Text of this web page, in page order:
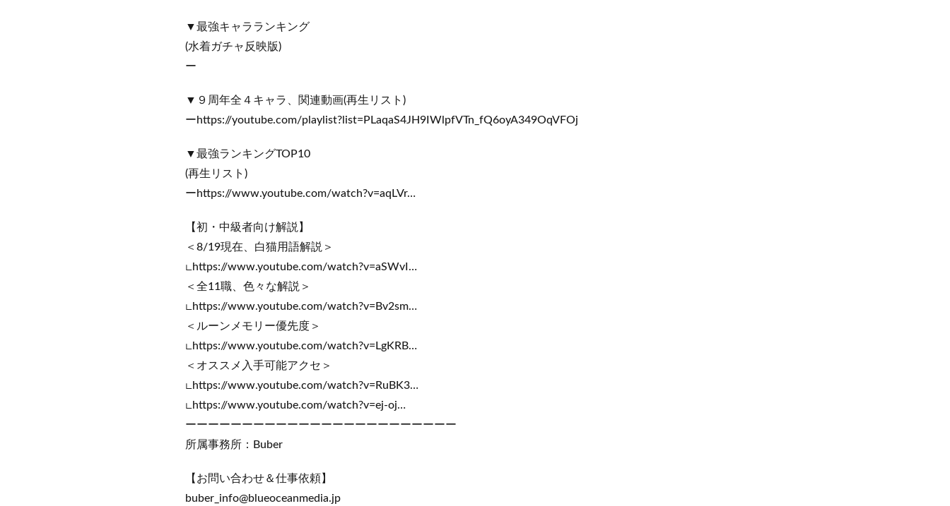
▼最強キャラランキング
(水着ガチャ反映版)
ー
▼９周年全４キャラ、関連動画(再生リスト)
ーhttps://youtube.com/playlist?list=PLaqaS4JH9IWlpfVTn_fQ6oyA349OqVFOj
▼最強ランキングTOP10
(再生リスト)
ーhttps://www.youtube.com/watch?v=aqLVr…
【初・中級者向け解説】
＜8/19現在、白猫用語解説＞
∟https://www.youtube.com/watch?v=aSWvI…
＜全11職、色々な解説＞
∟https://www.youtube.com/watch?v=Bv2sm…
＜ルーンメモリー優先度＞
∟https://www.youtube.com/watch?v=LgKRB…
＜オススメ入手可能アクセ＞
∟https://www.youtube.com/watch?v=RuBK3…
∟https://www.youtube.com/watch?v=ej-oj…
ーーーーーーーーーーーーーーーーーーーーーーーー
所属事務所：Buber
【お問い合わせ＆仕事依頼】
buber_info@blueoceanmedia.jp